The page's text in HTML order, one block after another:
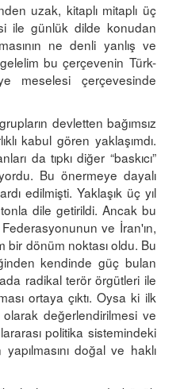
uzak, kitaplı mitaplı üç
ile günlük dilde konudan
ne denli yanlış ve
bu çerçevenin Türk-
meselesi çerçevesinde
devletten bağımsız
kabul gören yaklaşımdı.
da tıpkı diğer “baskıcı”
Bu önermeye dayalı
edilmişti. Yaklaşık üç yıl
dile getirildi. Ancak bu
ve İran'ın,
bir dönüm noktası oldu. Bu
kendinde güç bulan
radikal terör örgütleri ile
ortaya çıktı. Oysa ki ilk
değerlendirilmesi ve
politika sistemindeki
doğal ve haklı